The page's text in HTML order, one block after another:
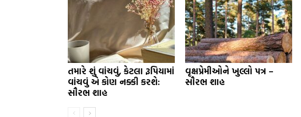
તમારે શું વાંચવું, કેટલા રૂપિયામાં
વાંચવું એ કોણ નક્કી કરશે:
સૌરભ શાહ
વૃક્ષપ્રેમીઓને ખુલ્લો પત્ર –
સૌરભ શાહ